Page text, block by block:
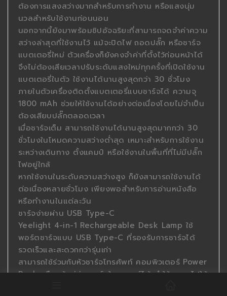
ต้องการแสงสว่างมากสำหรับการทำงาน หรือแสงนุ่ม
นวลสำหรับใช้งานก่อนนอน
นอกจากนี้ยังมาพร้อมชิปอัจฉริยะที่สามารถจดจำค่าความ
สว่างล่าสุดที่ใช้งานไว้ แม้จะปิดไฟ ถอดปลั๊ก หรือชาร์จ
แบตเตอรี่ใหม่ ตัวเครื่องก็ยังคงจำค่าที่ตั้งไว้ก่อนหน้าได้
จึงไม่ต้องเสียเวลาปรับระดับแสงใหม่ทุกครั้งที่เปิดใช้งาน
แบตเตอรี่ในตัว ใช้งานได้นานสูงสุดกว่า 30 ชั่วโมง
ภายในตัวเครื่องติดตั้งแบตเตอรี่แบบชาร์จได้ ความจุ
1800 mAh ช่วยให้ใช้งานได้อย่างต่อเนื่องโดยไม่จำเป็น
ต้องเสียบปลั๊กตลอดเวลา
เมื่อชาร์จเต็ม สามารถใช้งานได้นานสูงสุดมากกว่า 30
ชั่วโมงในโหมดความสว่างต่ำสุด เหมาะสำหรับการใช้งาน
ระหว่างเดินทาง ตั้งแคมป์ หรือใช้งานในพื้นที่ที่ไม่มีปลั๊ก
ไฟอยู่ใกล้
หากใช้งานในระดับความสว่างสูง ก็ยังสามารถใช้งานได้
ต่อเนื่องหลายชั่วโมง เพียงพอสำหรับการอ่านหนังสือ
หรือทำงานในแต่ละวัน
ชาร์จง่ายผ่าน USB Type-C
Yeelight 4-in-1 Rechargeable Desk Lamp ใช้
พอร์ตชาร์จแบบ USB Type-C ที่รองรับการชาร์จได้
รวดเร็วและสะดวกกว่ารุ่นเก่า
สามารถใช้ร่วมกับหัวชาร์จโทรศัพท์ คอมพิวเตอร์ Power
Bank หรือแม้แต่ช่องชาร์จในรถยนต์ได้ ทำให้พกพาไปใช้